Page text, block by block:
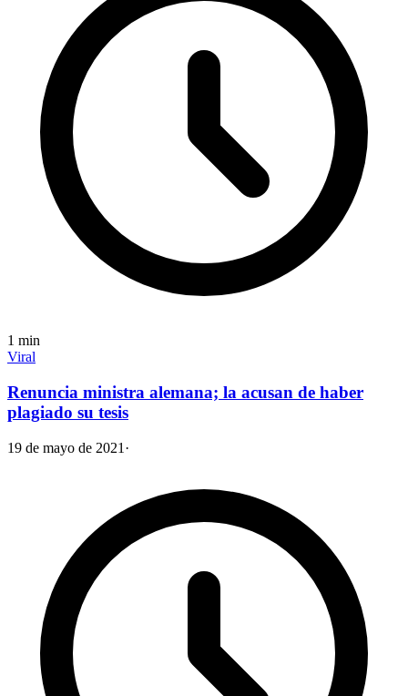
1 min
Viral
Renuncia ministra alemana; la acusan de haber
plagiado su tesis
19 de mayo de 2021 ·